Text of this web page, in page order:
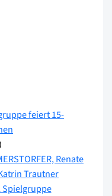
feiert 15-
Renate
Trautner
Spielgruppe